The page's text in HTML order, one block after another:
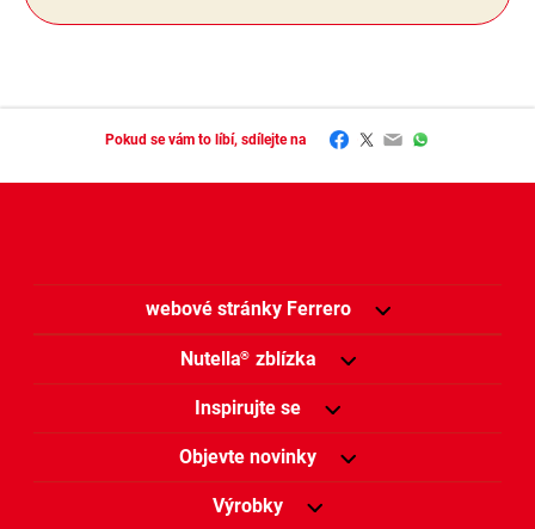
Pokud se vám to líbí, sdílejte na Facebook
Twitter
EmailWhatsApp
webové stránky Ferrero
Nutella® zblízka
Inspirujte se
Objevte novinky
Výrobky